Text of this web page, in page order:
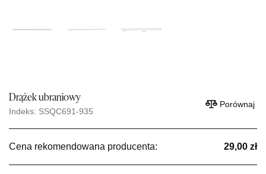
Drążek ubraniowy
Indeks: SSQC691-935
Porównaj
Cena rekomendowana producenta: 29,00 zł